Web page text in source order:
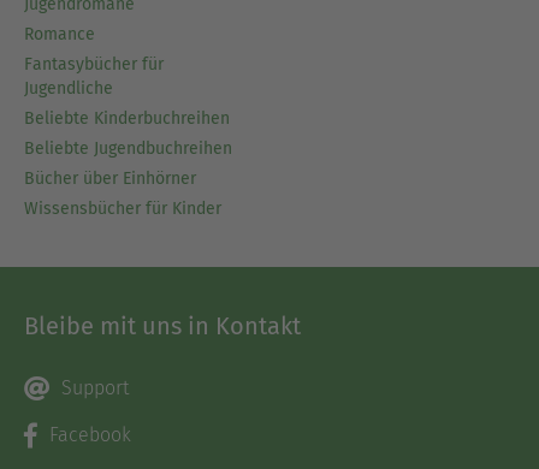
Jugendromane
Romance
Fantasybücher für
Jugendliche
Beliebte Kinderbuchreihen
Beliebte Jugendbuchreihen
Bücher über Einhörner
Wissensbücher für Kinder
Bleibe mit uns in Kontakt
Support
Facebook